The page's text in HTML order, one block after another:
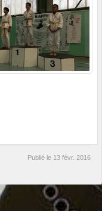
Publié le 13 févr. 2016